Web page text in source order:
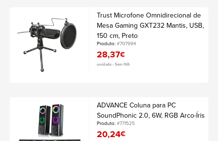
Trust Microfone Omnidirecional de
Mesa Gaming GXT232 Mantis, USB,
150 cm, Preto
Produto:#707994
28,37€
unidade • Sem IVA
ADVANCE Coluna para PC
SoundPhonic 2.0, 6W, RGB Arco-Íris
Produto:#771525
20,24€